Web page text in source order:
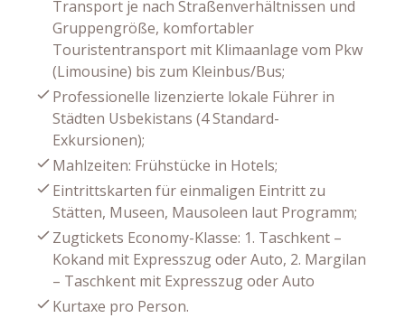
Transport je nach Straßenverhältnissen und
Gruppengröße, komfortabler
Touristentransport mit Klimaanlage vom Pkw
(Limousine) bis zum Kleinbus/Bus;
Professionelle lizenzierte lokale Führer in
Städten Usbekistans (4 Standard-
Exkursionen);
Mahlzeiten: Frühstücke in Hotels;
Eintrittskarten für einmaligen Eintritt zu
Stätten, Museen, Mausoleen laut Programm;
Zugtickets Economy-Klasse: 1. Taschkent –
Kokand mit Expresszug oder Auto, 2. Margilan
– Taschkent mit Expresszug oder Auto
Kurtaxe pro Person.